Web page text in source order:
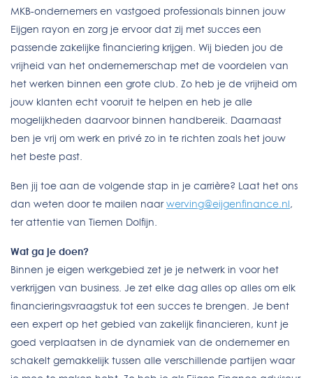
MKB-ondernemers en vastgoed professionals binnen jouw
Eijgen rayon en zorg je ervoor dat zij met succes een
passende zakelijke financiering krijgen. Wij bieden jou de
vrijheid van het ondernemerschap met de voordelen van
het werken binnen een grote club. Zo heb je de vrijheid om
jouw klanten echt vooruit te helpen en heb je alle
mogelijkheden daarvoor binnen handbereik. Daarnaast
ben je vrij om werk en privé zo in te richten zoals het jouw
het beste past.
Ben jij toe aan de volgende stap in je carrière? Laat het ons
dan weten door te mailen naarwerving@eijgenfinance.nl,
ter attentie van Tiemen Dolfijn.
Wat ga je doen?
Binnen je eigen werkgebied zet je je netwerk in voor het
verkrijgen van business. Je zet elke dag alles op alles om elk
financieringsvraagstuk tot een succes te brengen. Je bent
een expert op het gebied van zakelijk financieren, kunt je
goed verplaatsen in de dynamiek van de ondernemer en
schakelt gemakkelijk tussen alle verschillende partijen waar